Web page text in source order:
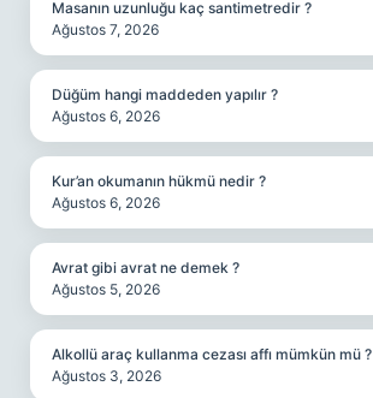
Masanın uzunluğu kaç santimetredir ?
Ağustos 7, 2026
Düğüm hangi maddeden yapılır ?
Ağustos 6, 2026
Kur’an okumanın hükmü nedir ?
Ağustos 6, 2026
Avrat gibi avrat ne demek ?
Ağustos 5, 2026
Alkollü araç kullanma cezası affı mümkün mü ?
Ağustos 3, 2026